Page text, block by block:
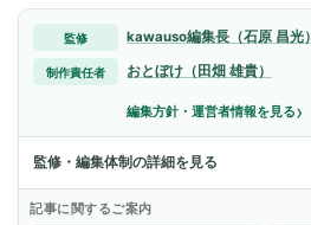
監修 kawauso編集長（石原 昌光）
制作責任者 おとぼけ（田畑 雄貴）
編集方針・運営者情報を見る›
監修・編集体制の詳細を見る
記事に関するご案内